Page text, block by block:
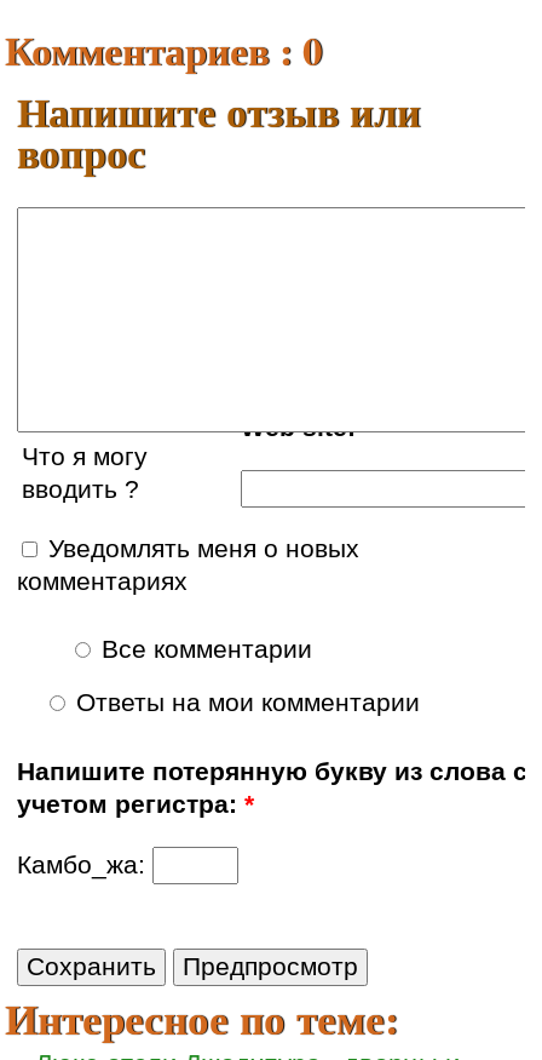
Комментариев : 0
Напишите отзыв или
вопрос
Web site:
Что я могу
вводить ?
Уведомлять меня о новых
комментариях
Все комментарии
Ответы на мои комментарии
Напишите потерянную букву из слова с
учетом регистра:*
Камбо_жа:
Интересное по теме: